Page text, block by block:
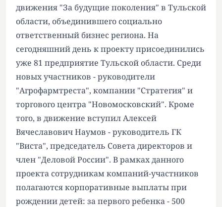
движения "За будущие поколения" в Тульской
области, объединившего социально
ответственный бизнес региона. На
сегодняшний день к проекту присоединились
уже 81 предприятие Тульской области. Среди
новых участников - руководители
"Агрофармтреста", компании "Стратегия" и
торгового центра "Новомосковский". Кроме
того, в движение вступил Алексей
Вячеславович Наумов - руководитель ГК
"Виста", председатель Совета директоров и
член "Деловой России". В рамках данного
проекта сотрудникам компаний-участников
полагаются корпоративные выплаты при
рождении детей: за первого ребенка - 500